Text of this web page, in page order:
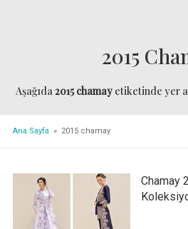
2015
Aşağıda2015 chamayetiketinde yer
Ana Sayfa » 2015 chamay
Chamay